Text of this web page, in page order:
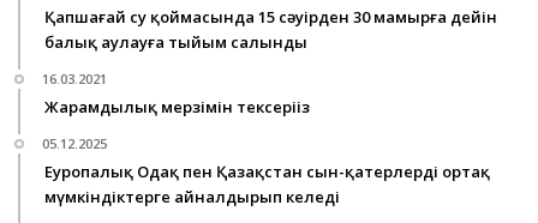
Қапшағай су қоймасында 15 сәуірден 30 мамырға дейін
балық аулауға тыйым салынды
16.03.2021
Жарамдылық мерзімін тексеріңіз
05.12.2025
Еуропалық Одақ пен Қазақстан сын-қатерлерді ортақ
мүмкіндіктерге айналдырып келеді